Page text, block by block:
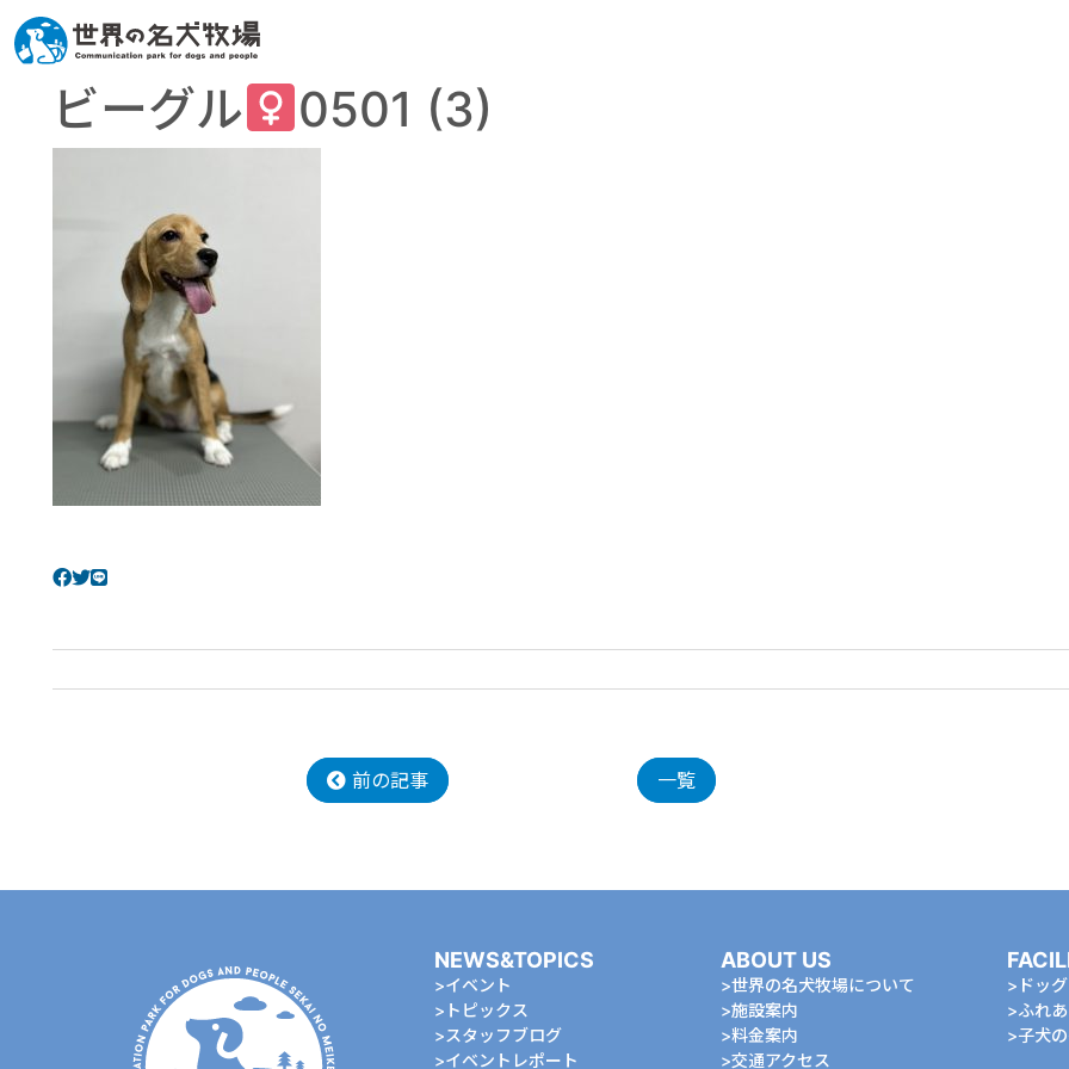
ビーグル 0501 (3)
前の記事 一覧
NEWS&TOPICS
イベント
トピックス
スタッフブログ
イベントレポート
ABOUT US
世界の名犬牧場について
施設案内
料金案内
交通アクセス
ドッ
ふれ
⼦⽝